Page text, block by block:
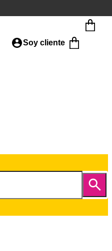
Soy cliente